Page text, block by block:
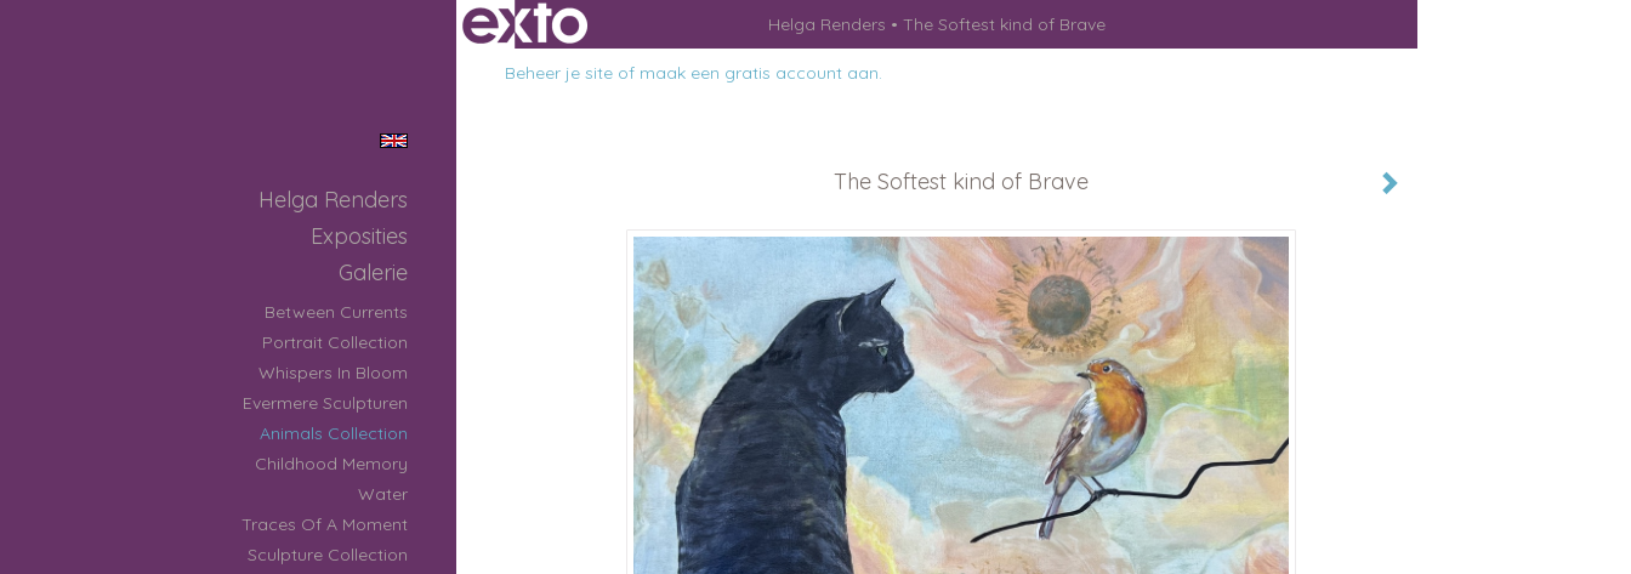
Helga Renders The Softest kind of Brave
Beheer je site of maak een gratis account aan.
The Softest kind of Brave
Helga Renders
Exposities
Galerie
Between Currents
Portrait Collection
Whispers In Bloom
Evermere Sculpturen
Animals Collection
Childhood Memory
Water
Traces Of A Moment
Sculpture Collection